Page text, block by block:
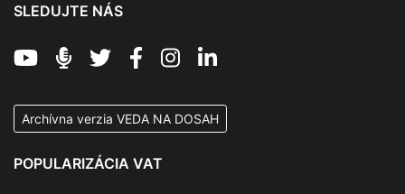
SLEDUJTE NÁS
Archívna verzia VEDA NA DOSAH
POPULARIZÁCIA VAT